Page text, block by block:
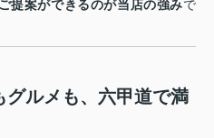
提案ができるのが当店の強みで
グルメも、六甲道で満